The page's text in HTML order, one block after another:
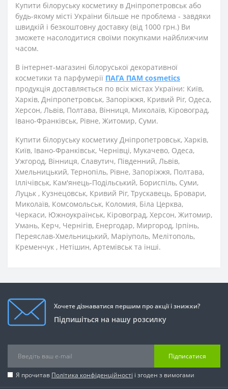
Купити білоруську косметику в Дніпропетровськ або
будь-якому місті України більше не проблема - завдяки
швидкій і безкоштовну доставку (від 1000 грн.) Ви
зможете насолодитися своїми покупками найближчим
часом.
В інтернет-магазині білоруської декоративної
косметики та парфумерії ПАГА ПАМ cosmetics
продукція доставляється по всіх містах України: Київ,
Харків, Дніпропетровськ, Запоріжжя, Кривий Ріг, Одеса,
Херсон, Львів, Полтава, Вінниця, Миколаїв, Кіровоград,
Івано-Франківськ, Рівне, Житомир, Суми.
Купити білоруську косметику Дніпропетровськ, Харків,
Київ, Івано-Франківськ, Чернівці, Мукачево, Одеса,
Ужгород, Вінниця, Славутич, Південний, Львів,
Хмельницький, Тернопіль, Рівне, Запоріжжя, Полтава,
Іллічівськ, Кам'янець-Подільський, Бориспіль, Суми,
Луцьк , Кузнецовськ, Кривий Ріг, Трускавець, Бровари,
Миколаїв, Комсомольськ, Коломия, Біла Церква,
Черкаси, Южноукраїнськ, Кіровоград, Херсон, Житомир,
Умань, Керч, Чернігів, Енергодар, Миргород, Ірпінь,
Переяслав-Хмельницький, Маріуполь, Мелітополь,
Кременчук , Нетішин, Артемівськ та інші.
Хочете дізнаватися першим про акції і знижки?
Підпишіться на нашу розсилку
Підписатися
Я прочитав Політика конфіденційності і згоден з вимогами